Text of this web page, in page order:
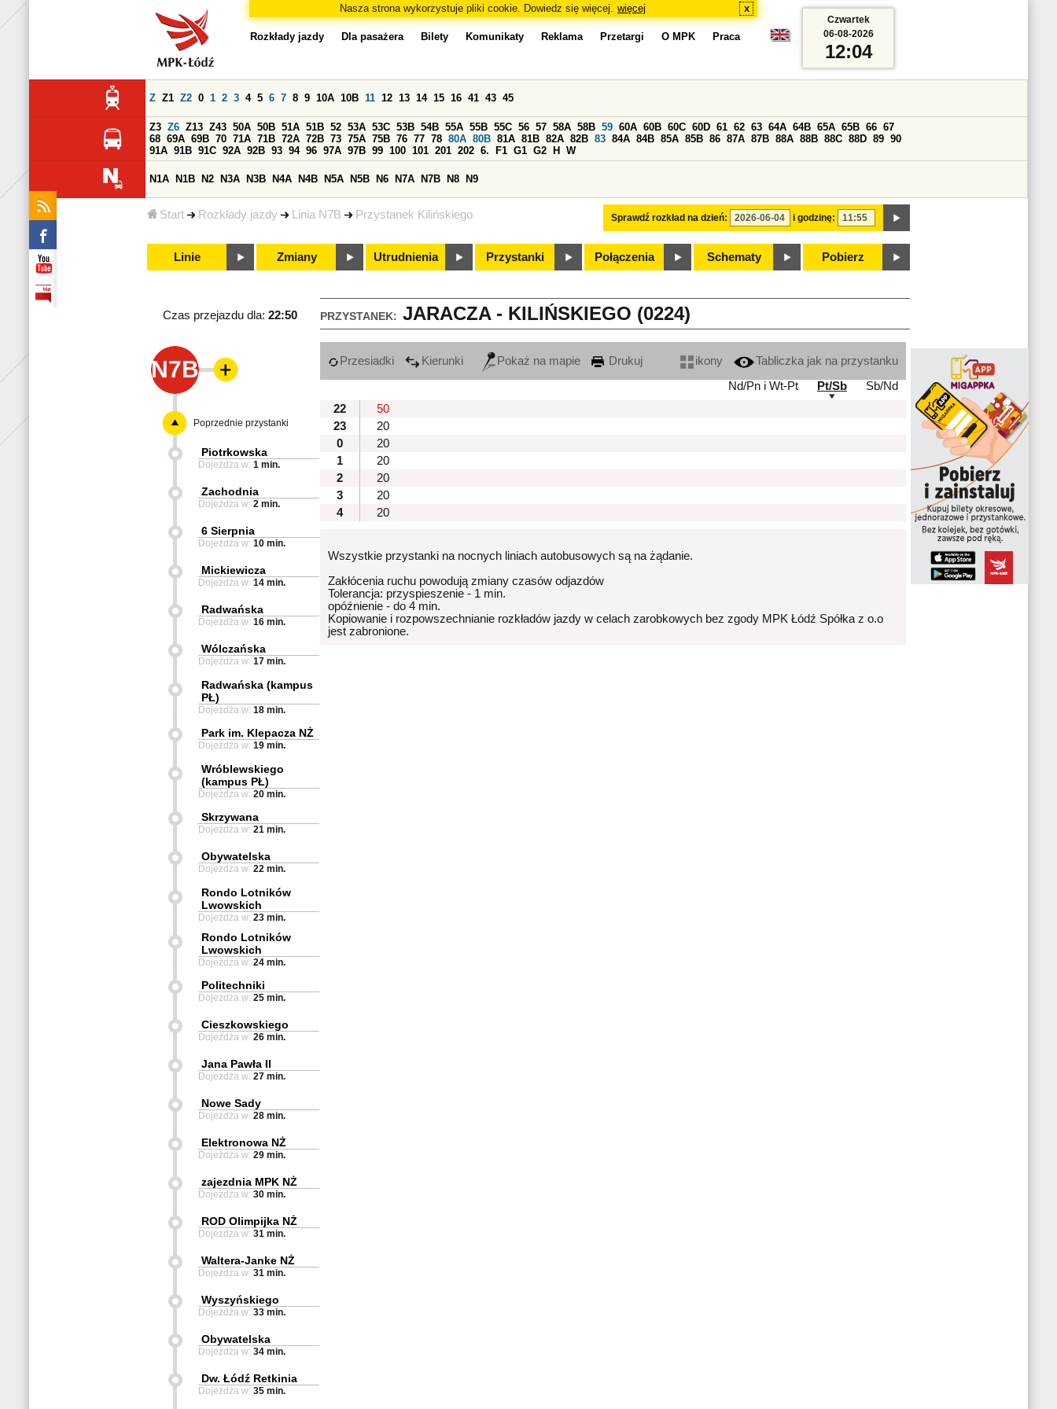
Nasza strona wykorzystuje pliki cookie. Dowiedz się więcej. więcej x
Start Rozkłady jazdy Linia N7B Przystanek Kilińskiego
Rozkłady jazdy Dla pasażera Bilety Komunikaty Reklama Przetargi O MPK Praca
Sprawdź rozkład na dzień: i godzinę:
Z Z1 Z2 0 1 2 3 4 5 6 7 8 9 10A 10B 11 12 13 14 15 16 41 43 45
Z3 Z6 Z13 Z43 50A 50B 51A 51B 52 53A 53C 53B 54B 55A 55B 55C 56 57 58A 58B 59 60A 60B 60C 60D 61 62 63 64A 64B 65A 65B 66 67
68 69A 69B 70 71A 71B 72A 72B 73 75A 75B 76 77 78 80A 80B 81A 81B 82A 82B 83 84A 84B 85A 85B 86 87A 87B 88A 88B 88C 88D 89 90
91A 91B 91C 92A 92B 93 94 96 97A 97B 99 100 101 201 202 6. F1 G1 G2 H W
N1A N1B N2 N3A N3B N4A N4B N5A N5B N6 N7A N7B N8 N9
Linie Zmiany Utrudnienia Przystanki Połączenia Schematy Pobierz
Czwartek
06-08-2026
12:04
PRZYSTANEK: JARACZA - KILIŃSKIEGO (0224)
Czas przejazdu dla: 22:50
N7B Przesiadki Kierunki Pokaż na mapie Drukuj ikony
Tabliczka jak na przystanku
Nd/Pn i Wt-Pt
Pt/Sb
Sb/Nd
22
50
23
20
0
20
1
20
2
20
3
20
4
20
Wszystkie przystanki na nocnych liniach autobusowych są na żądanie.
Zakłócenia ruchu powodują zmiany czasów odjazdów
Tolerancja: przyspieszenie - 1 min.
opóźnienie - do 4 min.
Kopiowanie i rozpowszechnianie rozkładów jazdy w celach zarobkowych bez zgody MPK Łódź Spółka z o.o
jest zabronione.
Poprzednie przystanki
Piotrkowska
Dojeżdża w: 1 min.
Zachodnia
Dojeżdża w: 2 min.
6 Sierpnia
Dojeżdża w: 10 min.
Mickiewicza
Dojeżdża w: 14 min.
Radwańska
Dojeżdża w: 16 min.
Wólczańska
Dojeżdża w: 17 min.
Radwańska (kampus
PŁ)
Dojeżdża w: 18 min.
Park im. Klepacza NŻ
Dojeżdża w: 19 min.
Wróblewskiego
(kampus PŁ)
Dojeżdża w: 20 min.
Skrzywana
Dojeżdża w: 21 min.
Obywatelska
Dojeżdża w: 22 min.
Rondo Lotników
Lwowskich
Dojeżdża w: 23 min.
Rondo Lotników
Lwowskich
Dojeżdża w: 24 min.
Politechniki
Dojeżdża w: 25 min.
Cieszkowskiego
Dojeżdża w: 26 min.
Jana Pawła II
Dojeżdża w: 27 min.
Nowe Sady
Dojeżdża w: 28 min.
Elektronowa NŻ
Dojeżdża w: 29 min.
zajezdnia MPK NŻ
Dojeżdża w: 30 min.
ROD Olimpijka NŻ
Dojeżdża w: 31 min.
Waltera-Janke NŻ
Dojeżdża w: 31 min.
Wyszyńskiego
Dojeżdża w: 33 min.
Obywatelska
Dojeżdża w: 34 min.
Dw. Łódź Retkinia
Dojeżdża w: 35 min.